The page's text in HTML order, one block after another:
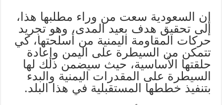
إن السعودية سعت من وراء مطلبها هذا،
إلى تحقيق هدف بعيد المدى، وهو تجريد
حركات المقاومة اليمنية من أسلحتها، كي
تتمكن من السيطرة على اليمن وإعادة
حلقتها الأساسية، حيث سيضمن ذلك لها
السيطرة على المقدرات اليمنية والبدء
بتنفيذ خططها المستقبلية في هذا البلد.